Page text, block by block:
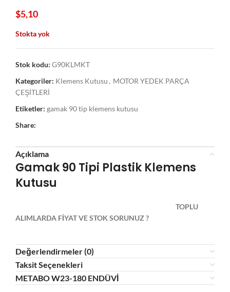
$5,10
Stokta yok
Stok kodu: G90KLMKT
Kategoriler: Klemens Kutusu , MOTOR YEDEK PARÇA
ÇEŞİTLERİ
Etiketler: gamak 90 tip klemens kutusu
Share:
Açıklama
Gamak 90 Tipi Plastik Klemens
Kutusu
TOPLU
ALIMLARDA FİYAT VE STOK SORUNUZ ?
Değerlendirmeler (0)
Taksit Seçenekleri
METABO W23-180 ENDÜVİ